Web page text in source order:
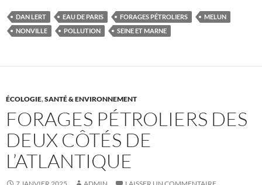
DAN LERT EAU DE PARIS FORAGES PÉTROLIERS
MELUN
NONVILLE
POLLUTION SEINE ET MARNE
ÉCOLOGIE,SANTÉ & ENVIRONNEMENT
FORAGES PÉTROLIERS DES
DEUX CÔTÉS DE
L’ATLANTIQUE